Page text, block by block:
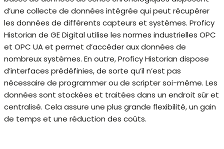
d’une collecte de données intégrée qui peut récupérer
les données de différents capteurs et systèmes. Proficy
Historian de GE Digital utilise les normes industrielles OPC
et OPC UA et permet d’accéder aux données de
nombreux systèmes. En outre, Proficy Historian dispose
d’interfaces prédéfinies, de sorte qu’il n’est pas
nécessaire de programmer ou de scripter soi-même. Les
données sont stockées et traitées dans un endroit sûr et
centralisé. Cela assure une plus grande flexibilité, un gain
de temps et une réduction des coûts.